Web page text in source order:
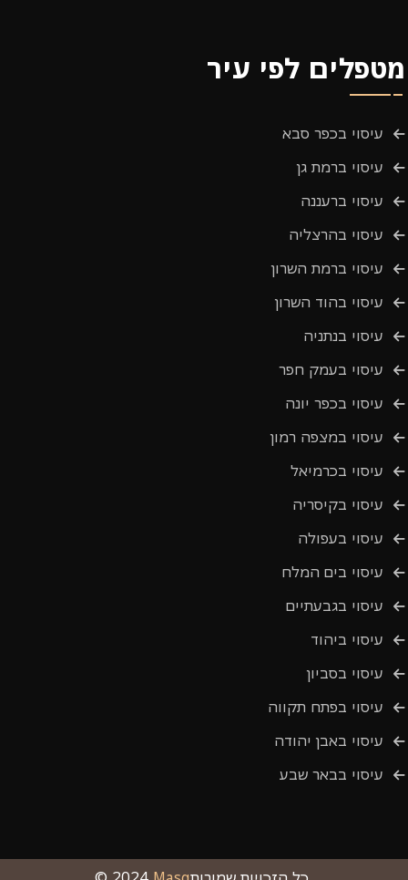
מטפלים לפי עיר
עיסוי בכפר סבא
עיסוי ברמת גן
עיסוי ברעננה
עיסוי בהרצליה
עיסוי ברמת השרון
עיסוי בהוד השרון
עיסוי בנתניה
עיסוי בעמק חפר
עיסוי בכפר יונה
עיסוי במצפה רמון
עיסוי בכרמיאל
עיסוי בקיסריה
עיסוי בעפולה
עיסוי בים המלח
עיסוי בגבעתיים
עיסוי ביהוד
עיסוי בסביון
עיסוי בפתח תקווה
עיסוי באבן יהודה
עיסוי בבאר שבע